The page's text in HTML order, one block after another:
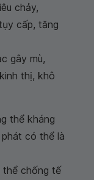
chảy,
cấp, tăng
gây mù,
thị, khô
thể kháng
phát có thể là
thể chống tế